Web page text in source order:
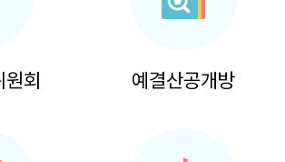
원회 예결산공개방